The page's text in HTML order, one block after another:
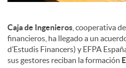
Caja de Ingenieros , cooperativa
financieros, ha llegado a un
d’Estudis Financers) y EFPA
sus gestores reciban la formación